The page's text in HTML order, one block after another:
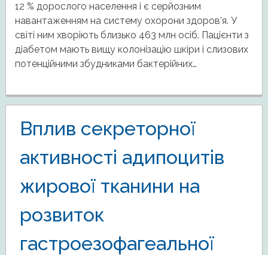
12 % дорослого населення і є серйозним
навантаженням на систему охорони здоров’я. У
світі ним хворіють близько 463 млн осіб. Пацієнти з
діабетом мають вищу колонізацію шкіри і слизових
потенційними збудниками бактерійних…
Вплив секреторної
активності адипоцитів
жирової тканини на
розвиток
гастроезофагеальної